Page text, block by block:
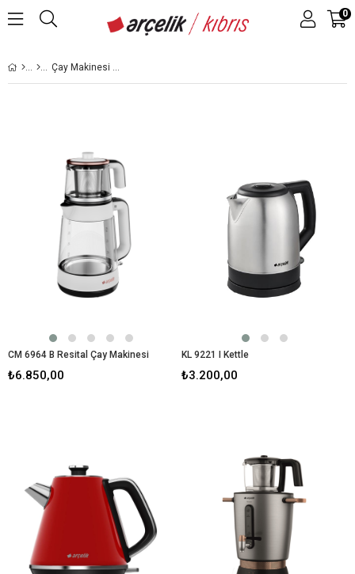
0
Çay Makinesi & Kettle
CM 6964 B Resital Çay Makinesi
₺6.850,00
KL 9221 I Kettle
₺3.200,00